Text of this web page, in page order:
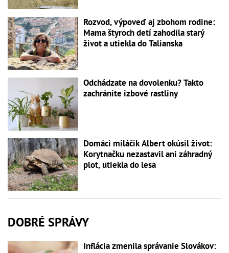
Rozvod, výpoveď aj zbohom rodine:
Mama štyroch detí zahodila starý
život a utiekla do Talianska
Odchádzate na dovolenku? Takto
zachránite izbové rastliny
Domáci miláčik Albert okúsil život:
Korytnačku nezastavil ani záhradný
plot, utiekla do lesa
DOBRÉ SPRÁVY
Inflácia zmenila správanie Slovákov: